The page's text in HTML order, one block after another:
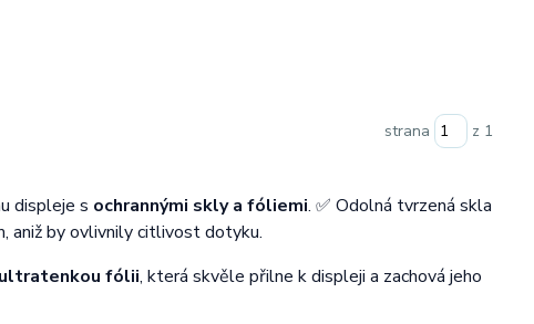
strana z 1
displeje s ochrannými skly a fóliemi. ✅ Odolná tvrzená skla
aniž by ovlivnily citlivost dotyku.
ultratenkou fólii, která skvěle přilne k displeji a zachová jeho